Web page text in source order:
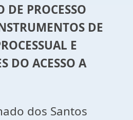
PROCESSO
DE
E
DO ACESSO A
dos Santos